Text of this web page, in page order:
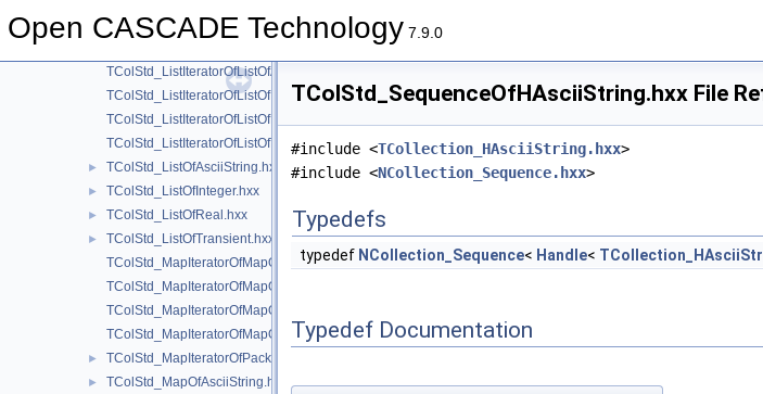
Open CASCADE Technology 7.9.0
► TColStd_IndexedMapOfReal.hxx
TColStd_ListIteratorOfListOfAsciiString.hxx
TColStd_ListIteratorOfListOfInteger.hxx
TColStd_ListIteratorOfListOfReal.hxx
TColStd_ListIteratorOfListOfTransient.hxx
► TColStd_ListOfAsciiString.hxx
► TColStd_ListOfInteger.hxx
► TColStd_ListOfReal.hxx
►
TColStd_ListOfTransient.hxx
TColStd_MapIteratorOfMapOfAsciiString.hxx
TColStd_MapIteratorOfMapOfInteger.hxx
TColStd_MapIteratorOfMapOfReal.hxx
TColStd_MapIteratorOfMapOfTransient.hxx
► TColStd_MapIteratorOfPackedMapOfInteger.hxx
► TColStd_MapOfAsciiString.hxx
TColStd_SequenceOfHAsciiString.hxx File
#include <TCollection_HAsciiString.hxx>
#include <NCollection_Sequence.hxx>
Typedefs
typedef NCollection_Sequence< Handle<
Typedef Documentation